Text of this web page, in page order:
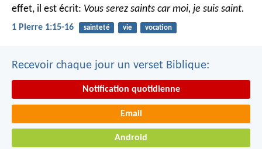
effet, il est écrit: Vous serez saints car moi, je suis saint.
1 Pierre 1:15-16 sainteté vie vocation
Recevoir chaque jour un verset Biblique:
Notification quotidienne
Email
Android